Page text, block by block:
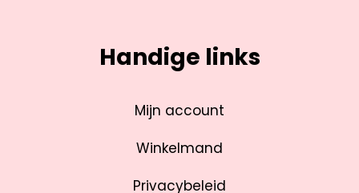
Handige links
Mijn account
Winkelmand
Privacybeleid